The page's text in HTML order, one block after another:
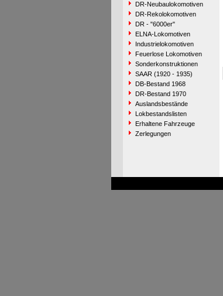
DR-Neubaulokomotiven
DR-Rekolokomotiven
DR - "6000er"
ELNA-Lokomotiven
Industrielokomotiven
Feuerlose Lokomotiven
Sonderkonstruktionen
SAAR (1920 - 1935)
DB-Bestand 1968
DR-Bestand 1970
Auslandsbestände
Lokbestandslisten
Erhaltene Fahrzeuge
Zerlegungen